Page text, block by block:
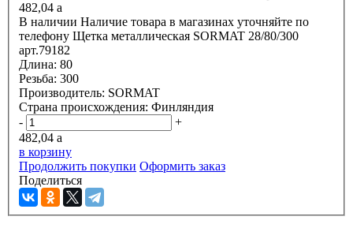
482,04 a
В наличии Наличие товара в магазинах уточняйте по
телефону Щетка металлическая SORMAT 28/80/300
арт.79182
Длина: 80
Резьба: 300
Производитель: SORMAT
Страна происхождения: Финляндия
-
+
482,04 a
в корзину
Продолжить покупки Оформить заказ
Поделиться